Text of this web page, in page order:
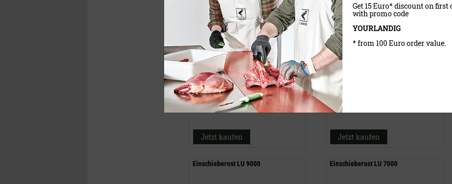
45,50 €(UVP)
33,90 €
inklusive MwSt. exkl.Versandkosten
Jetzt kaufen
42,90 €
31,90 €
inklusive MwSt.
Jetzt kaufen
Einschieberost LU 9000 Einschieberost LU 7000
Get 15 Euro* discount on first
with promo code
YOURLANDIG
* from 100 Euro order value.